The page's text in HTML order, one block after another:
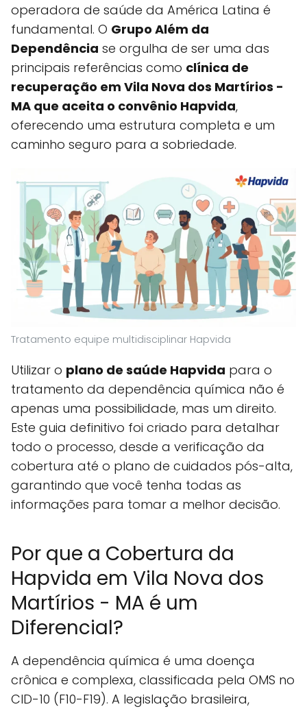
operadora de saúde da América Latina é
fundamental. O Grupo Além da
Dependência se orgulha de ser uma das
principais referências como clínica de
recuperação em Vila Nova dos Martírios -
MA que aceita o convênio Hapvida,
oferecendo uma estrutura completa e um
caminho seguro para a sobriedade.
Tratamento equipe multidisciplinar Hapvida
Utilizar o plano de saúde Hapvida para o
tratamento da dependência química não é
apenas uma possibilidade, mas um direito.
Este guia definitivo foi criado para detalhar
todo o processo, desde a verificação da
cobertura até o plano de cuidados pós-alta,
garantindo que você tenha todas as
informações para tomar a melhor decisão.
Por que a Cobertura da
Hapvida em Vila Nova dos
Martírios - MA é um
Diferencial?
A dependência química é uma doença
crônica e complexa, classificada pela OMS no
CID-10 (F10-F19). A legislação brasileira,